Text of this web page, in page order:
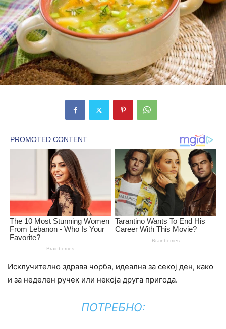
Исклучително здрава чорба, идеална за секој ден, како
и за неделен ручек или некоја друга пригода.
ПОТРЕБНО: